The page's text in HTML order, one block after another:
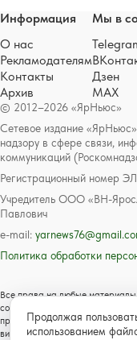
© 2012–2026 «ЯрНьюс»
Сетевое издание
надзору в сфере связи,
коммуникаций
Регистрационный номер
Учредитель ООО «ВН-
Павлович
e-mail:
Политика обработки
Все права на любые
соответствии с российским и
праве и смежных правах. Любое
видеоматериалов возможно
Информация
О нас
Рекламодателям
Контакты
Архив
Мы в
Дзен
MAX
Продолжая
использованием